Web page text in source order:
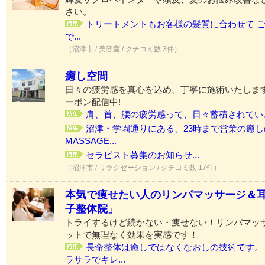
さい。
トリートメントもお客様の髪質に合わせて
で...
（沼津市 / 美容室 / クチコミ数 3件）
癒し空間
日々の疲労感を真心を込め、丁寧に施術いたしま
ーポン配信中!
肩、首、腰の疲労感って、日々蓄積されて
沼津・学園通りにある、23時まで営業の癒
MASSAGE...
セラピスト募集のお知らせ...
（沼津市 / リラクゼーション / クチコミ数 17件）
本気で痩せたい人のリンパマッサージ＆
子整体院」
トライするけど続かない・痩せない！リンパマッ
ットで無理なく効果を実感です！
長命整体は癒しではなくなおしの技術です
ラサラでキレ...